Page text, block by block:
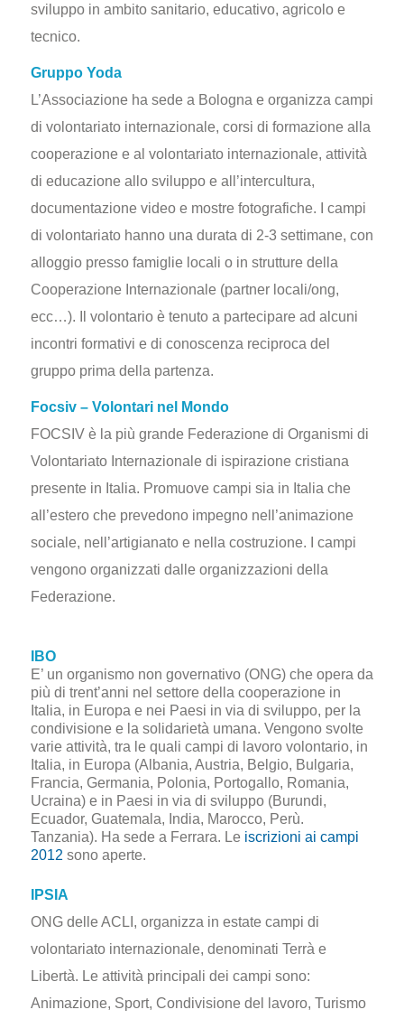
sviluppo in ambito sanitario, educativo, agricolo e
tecnico.
Gruppo Yoda
L’Associazione ha sede a Bologna e organizza campi
di volontariato internazionale, corsi di formazione alla
cooperazione e al volontariato internazionale, attività
di educazione allo sviluppo e all’intercultura,
documentazione video e mostre fotografiche. I campi
di volontariato hanno una durata di 2-3 settimane, con
alloggio presso famiglie locali o in strutture della
Cooperazione Internazionale (partner locali/ong,
ecc…). Il volontario è tenuto a partecipare ad alcuni
incontri formativi e di conoscenza reciproca del
gruppo prima della partenza.
Focsiv – Volontari nel Mondo
FOCSIV è la più grande Federazione di Organismi di
Volontariato Internazionale di ispirazione cristiana
presente in Italia. Promuove campi sia in Italia che
all’estero che prevedono impegno nell’animazione
sociale, nell’artigianato e nella costruzione. I campi
vengono organizzati dalle organizzazioni della
Federazione.
IBO
E’ un organismo non governativo (ONG) che opera da
più di trent’anni nel settore della cooperazione in
Italia, in Europa e nei Paesi in via di sviluppo, per la
condivisione e la solidarietà umana. Vengono svolte
varie attività, tra le quali campi di lavoro volontario, in
Italia, in Europa (Albania, Austria, Belgio, Bulgaria,
Francia, Germania, Polonia, Portogallo, Romania,
Ucraina) e in Paesi in via di sviluppo (Burundi,
Ecuador, Guatemala, India, Marocco, Perù.
Tanzania). Ha sede a Ferrara. Le iscrizioni ai campi
2012sono aperte.
IPSIA
ONG delle ACLI, organizza in estate campi di
volontariato internazionale, denominati Terrà e
Libertà. Le attività principali dei campi sono:
Animazione, Sport, Condivisione del lavoro, Turismo